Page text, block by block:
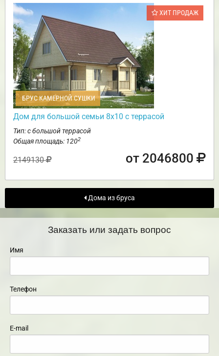
ХИТ ПРОДАЖ
БРУС КАМЕРНОЙ СУШКИ
Дом для большой семьи 8х10 с террасой
Тип: с большой террасой
Общая площадь: 1202
2149130 от 2046800
Дома из бруса
Заказать или задать вопрос
Имя
Телефон
E-mail